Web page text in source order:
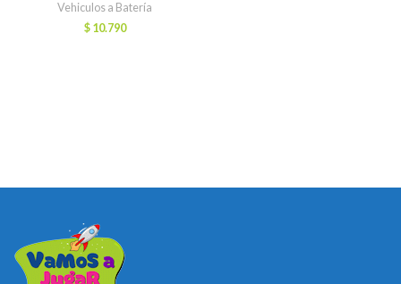
Vehiculos a Batería
$10.790